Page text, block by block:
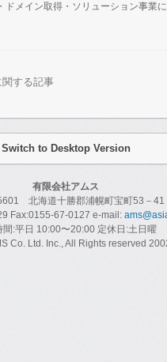
ドメイン取得・ソリューション事業
する記事
Switch to Desktop Version
有限会社アムス
北海道十勝郡浦幌町宝町53－41
Fax:0155-67-0127 e-mail:
間:平日 10:00〜20:00 定休日:土日曜
Co. Ltd. Inc., All Rights reserved